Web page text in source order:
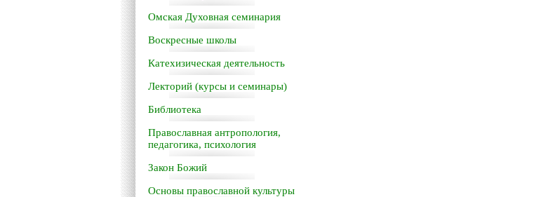
Омская Духовная семинария
Воскресные школы
Катехизическая деятельность
Лекторий (курсы и семинары)
Библиотека
Православная антропология,
педагогика, психология
Закон Божий
Основы православной культуры